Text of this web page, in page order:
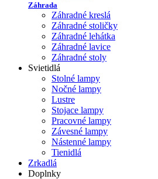
Záhrada
Záhradné kreslá
Záhradné stoličky
Záhradné lehátka
Záhradné lavice
Záhradné stoly
Svietidlá
Stolné lampy
Nočné lampy
Lustre
Stojace lampy
Pracovné lampy
Závesné lampy
Nástenné lampy
Tienidlá
Zrkadlá
Doplnky